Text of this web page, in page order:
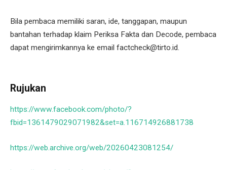
Bila pembaca memiliki saran, ide, tanggapan, maupun
bantahan terhadap klaim Periksa Fakta dan Decode, pembaca
dapat mengirimkannya ke email factcheck@tirto.id.
Rujukan
https://www.facebook.com/photo/?
fbid=1361479029071982&set=a.116714926881738
https://web.archive.org/web/20260423081254/